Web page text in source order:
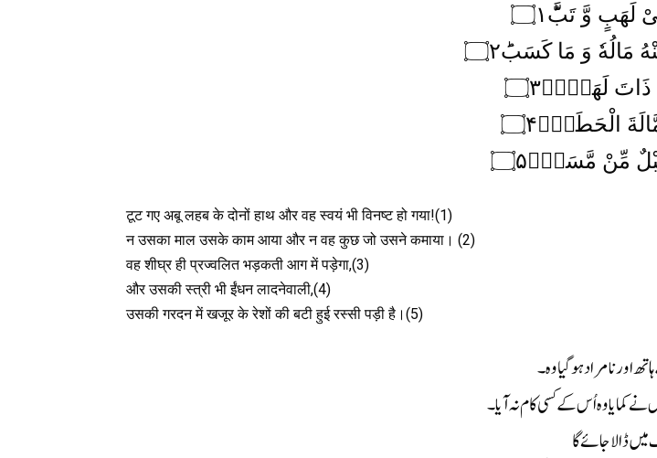
لَهَبٍ وَّ تَبَّؕ۝۱
مَالُهٗ وَ مَا كَسَبَؕ۝۲
ذَاتَ لَهَبٍۚۖ۝۳
الْحَطَبِۚ۝۴
مِّنْ مَّسَدٍ۠۝۵
टूट गए अबू लहब के दोनों हाथ और वह स्वयं भी विनष्ट हो गया!(1)
न उसका माल उसके काम आया और न वह कुछ जो उसने कमाया। (2)
वह शीघ्र ही प्रज्वलित भड़कती आग में पड़ेगा,(3)
और उसकी स्त्री भी ईंधन लादनेवाली,(4)
उसकी गरदन में खजूर के रेशों की बटी हुई रस्सी पड़ी है।(5)
اور نامراد ہوگیا وہ۔
نے کمایا وہ اُس کے کسی کام نہ آیا۔
ڈالا جائے گا